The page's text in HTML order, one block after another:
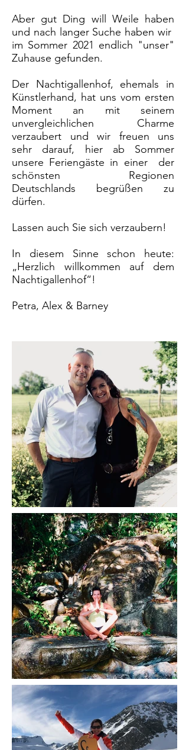
Aber gut Ding will Weile haben
und nach langer Suche haben wir
im Sommer 2021 endlich "unser"
Zuhause gefunden.
Der Nachtigallenhof, ehemals in
Künstlerhand, hat uns vom ersten
Moment an mit seinem
unvergleichlichen Charme
verzaubert und wir freuen uns
sehr darauf, hier ab Sommer
unsere Feriengäste in einer der
schönsten Regionen
Deutschlands begrüßen zu
dürfen.
Lassen auch Sie sich verzaubern!
In diesem Sinne schon heute:
„Herzlich willkommen auf dem
Nachtigallenhof“!
Petra, Alex & Barney